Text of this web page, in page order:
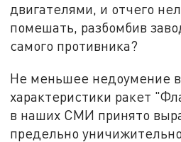
двигателями, и отчего
помешать, разбомбив
самого противника?
Не меньшее недоумение
характеристики ракет
в наших СМИ принято
предельно